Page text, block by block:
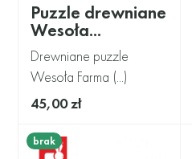
Puzzle drewniane
Wesoła...
Drewniane puzzle
Wesoła Farma (...)
45,00 zł
brak